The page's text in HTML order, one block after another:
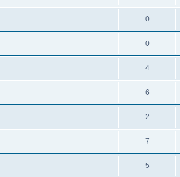
0
0
4
6
2
7
5